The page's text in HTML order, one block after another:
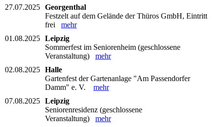
27.07.2025 Georgenthal
Festzelt auf dem Gelände der Thüros GmbH, Eintritt
frei mehr
01.08.2025 Leipzig
Sommerfest im Seniorenheim (geschlossene
Veranstaltung) mehr
02.08.2025 Halle
Gartenfest der Gartenanlage "Am Passendorfer
Damm" e. V. mehr
07.08.2025 Leipzig
Seniorenresidenz (geschlossene
Veranstaltung) mehr